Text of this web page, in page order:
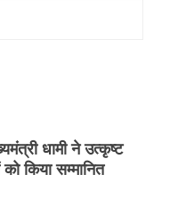
धामी ने उत्कृष्ट
किया सम्मानित